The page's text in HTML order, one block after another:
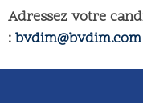
Adressez votre
: bvdim@bvdim.com